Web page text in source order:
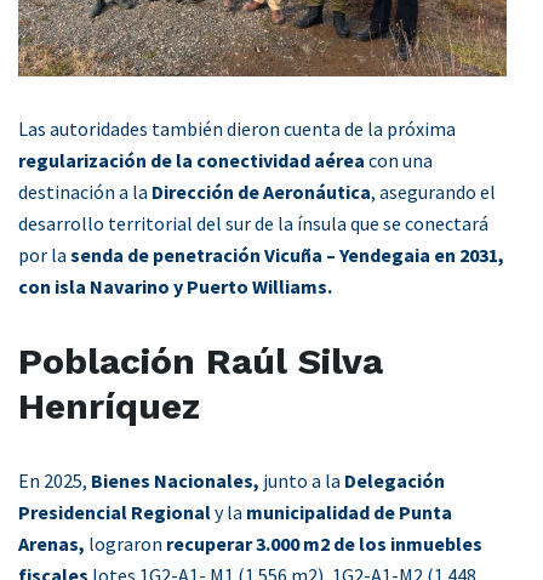
Las autoridades también dieron cuenta de la próxima
regularización de la conectividad aérea con una
destinación a la Dirección de Aeronáutica, asegurando el
desarrollo territorial del sur de la ínsula que se conectará
por la senda de penetración Vicuña – Yendegaia en 2031,
con isla Navarino y Puerto Williams.
Población Raúl Silva
Henríquez
En 2025, Bienes Nacionales, junto a la Delegación
Presidencial Regionaly la municipalidad de Punta
Arenas, lograron recuperar 3.000 m2 de los inmuebles